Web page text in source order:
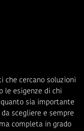
che cercano soluzioni
le esigenze di chi
sia importante
scegliere e sempre
completa in grado